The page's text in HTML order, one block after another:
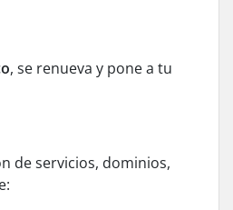
, se renueva y pone a tu
de servicios, dominios,